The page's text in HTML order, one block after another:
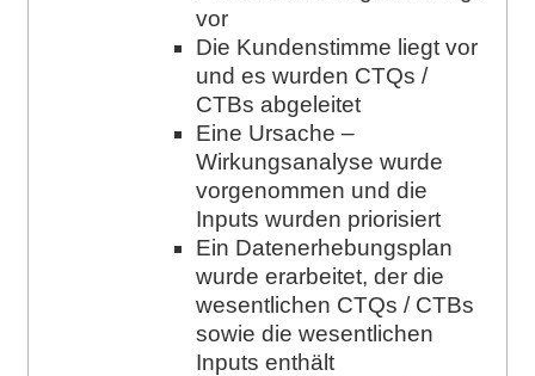
vor
Die Kundenstimme liegt vor
und es wurden CTQs /
CTBs abgeleitet
Eine Ursache –
Wirkungsanalyse wurde
vorgenommen und die
Inputs wurden priorisiert
Ein Datenerhebungsplan
wurde erarbeitet, der die
wesentlichen CTQs / CTBs
sowie die wesentlichen
Inputs enthält